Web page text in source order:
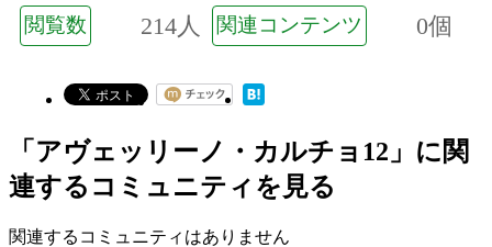
閲覧数 214人 関連コンテンツ 0個
「アヴェッリーノ・カルチョ12」に関
連するコミュニティを見る
関連するコミュニティはありません